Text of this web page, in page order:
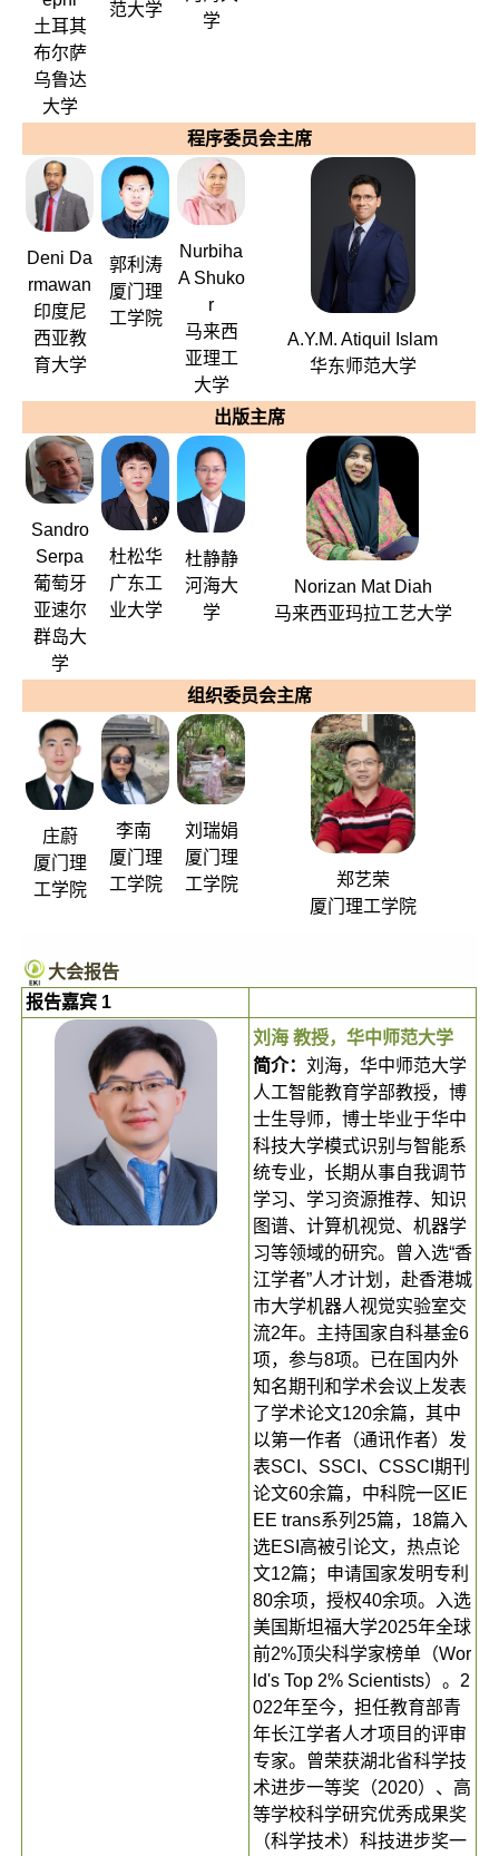
土耳其
布尔萨
乌鲁达
大学
范大学
学
程序委员会主席
Deni Da
rmawan
印度尼
西亚教
育大学
郭利涛
厦门理
工学院
Nurbiha
A Shuko
r
马来西
亚理工
大学
A.Y.M. Atiquil Islam
华东师范大学
出版主席
Sandro
Serpa
葡萄牙
亚速尔
群岛大
学
杜松华
广东工
业大学
杜静静
河海大
学
Norizan Mat Diah
马来西亚玛拉工艺大学
组织委员会主席
庄蔚
厦门理
工学院
李南
厦门理
工学院
刘瑞娟
厦门理
工学院
郑艺荣
厦门理工学院
大会报告
报告嘉宾 1
刘海 教授，华中师范大学
简介：刘海，华中师范大学
人工智能教育学部教授，博
士生导师，博士毕业于华中
科技大学模式识别与智能系
统专业，长期从事自我调节
学习、学习资源推荐、知识
图谱、计算机视觉、机器学
习等领域的研究。曾入选“香
江学者”人才计划，赴香港城
市大学机器人视觉实验室交
流2年。主持国家自科基金6
项，参与8项。已在国内外
知名期刊和学术会议上发表
了学术论文120余篇，其中
以第一作者（通讯作者）发
表SCI、SSCI、CSSCI期刊
论文60余篇，中科院一区IE
EE trans系列25篇，18篇入
选ESI高被引论文，热点论
文12篇；申请国家发明专利
80余项，授权40余项。入选
美国斯坦福大学2025年全球
前2%顶尖科学家榜单（Wor
ld's Top 2% Scientists）。2
022年至今，担任教育部青
年长江学者人才项目的评审
专家。曾荣获湖北省科学技
术进步一等奖（2020）、高
等学校科学研究优秀成果奖
（科学技术）科技进步奖一